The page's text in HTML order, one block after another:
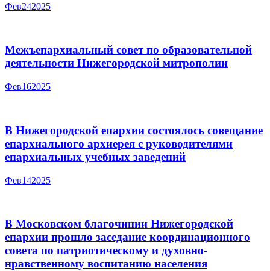
Фев242025
Межъепархиальный совет по образовательной
деятельности Нижегородской митрополии
Фев162025
В Нижегородской епархии состоялось совещание
епархиального архиерея с руководителями
епархиальных учебных заведений
Фев142025
В Московском благочинии Нижегородской
епархии прошло заседание координационного
совета по патриотическому и духовно-
нравственному воспитанию населения